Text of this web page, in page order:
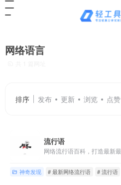
网络语言
排序 发布 更新 浏览 点赞
流行语
神奇发现 # 最新网络流行语 # 流行语